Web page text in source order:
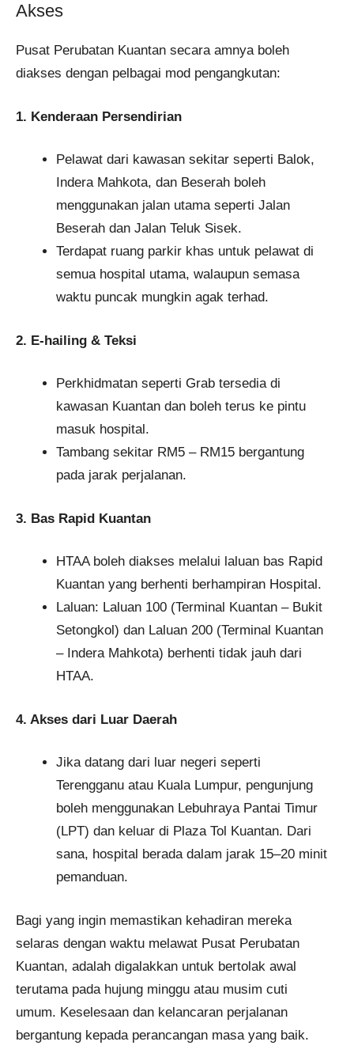
Akses
Pusat Perubatan Kuantan secara amnya boleh
diakses dengan pelbagai mod pengangkutan:
1. Kenderaan Persendirian
Pelawat dari kawasan sekitar seperti Balok,
Indera Mahkota, dan Beserah boleh
menggunakan jalan utama seperti Jalan
Beserah dan Jalan Teluk Sisek.
Terdapat ruang parkir khas untuk pelawat di
semua hospital utama, walaupun semasa
waktu puncak mungkin agak terhad.
2. E-hailing & Teksi
Perkhidmatan seperti Grab tersedia di
kawasan Kuantan dan boleh terus ke pintu
masuk hospital.
Tambang sekitar RM5 – RM15 bergantung
pada jarak perjalanan.
3. Bas Rapid Kuantan
HTAA boleh diakses melalui laluan bas Rapid
Kuantan yang berhenti berhampiran Hospital.
Laluan: Laluan 100 (Terminal Kuantan – Bukit
Setongkol) dan Laluan 200 (Terminal Kuantan
– Indera Mahkota) berhenti tidak jauh dari
HTAA.
4. Akses dari Luar Daerah
Jika datang dari luar negeri seperti
Terengganu atau Kuala Lumpur, pengunjung
boleh menggunakan Lebuhraya Pantai Timur
(LPT) dan keluar di Plaza Tol Kuantan. Dari
sana, hospital berada dalam jarak 15–20 minit
pemanduan.
Bagi yang ingin memastikan kehadiran mereka
selaras dengan waktu melawat Pusat Perubatan
Kuantan, adalah digalakkan untuk bertolak awal
terutama pada hujung minggu atau musim cuti
umum. Keselesaan dan kelancaran perjalanan
bergantung kepada perancangan masa yang baik.